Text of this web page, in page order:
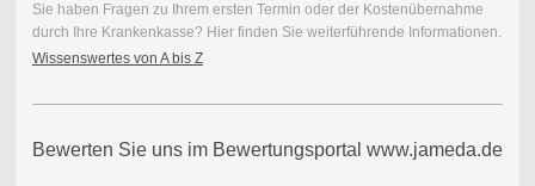
Sie haben Fragen zu Ihrem ersten Termin oder der Kostenübernahme
durch Ihre Krankenkasse? Hier finden Sie weiterführende Informationen.
Wissenswertes von A bis Z
Bewerten Sie uns im Bewertungsportal www.jameda.de